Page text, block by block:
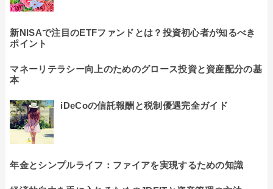
新NISAで注目のETFファンドとは？投資初心者が知るべき
ポイント
マネーリテラシー向上のためのグロース投資と資産配分の基
本
iDeCoの信託報酬と税制優遇完全ガイド
年金とシンプルライフ：ファイアを実現するための知識